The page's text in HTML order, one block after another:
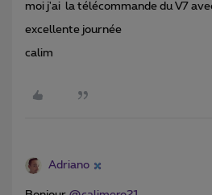
moi j'ai la télécommande du V7
excellente journée
calim
Adriano